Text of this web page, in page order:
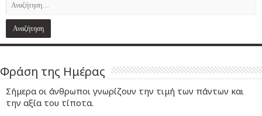
Φράση της Ημέρας
Σήμερα οι άνθρωποι γνωρίζουν την τιμή των πάντων και
την αξία του τίποτα.